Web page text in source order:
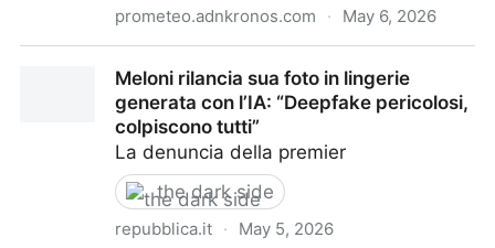
prometeo.adnkronos.com · May 6, 2026
confessa: "Ho tirato a indovinare"
Meloni rilancia sua foto in lingerie
generata con l’IA: “Deepfake pericolosi,
colpiscono tutti”
La denuncia della premier
the dark side
repubblica.it · May 5, 2026